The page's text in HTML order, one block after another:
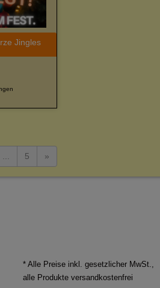
Jingles
... 5 »
* Alle Preise inkl. gesetzlicher MwSt.,
alle Produkte versandkostenfrei